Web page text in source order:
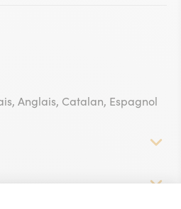
Anglais, Catalan, Espagnol